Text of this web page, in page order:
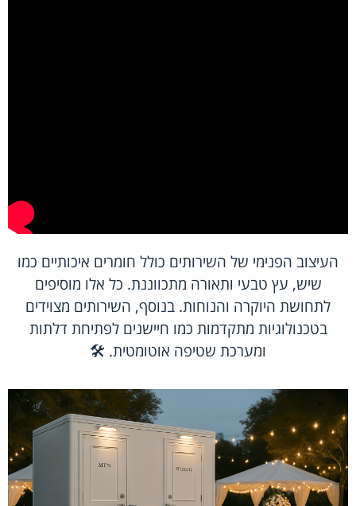
העיצוב הפנימי של השירותים כולל חומרים איכותיים כמו
שיש, עץ טבעי ותאורה מתכווננת. כל אלו מוסיפים
לתחושת היוקרה והנוחות. בנוסף, השירותים מצוידים
בטכנולוגיות מתקדמות כמו חיישנים לפתיחת דלתות
ומערכת שטיפה אוטומטית. 🛠️